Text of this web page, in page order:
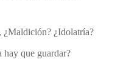
¿Maldición? ¿Idolatría?
hay que guardar?